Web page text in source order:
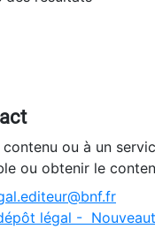
contenu ou à un
ou obtenir le
légal -